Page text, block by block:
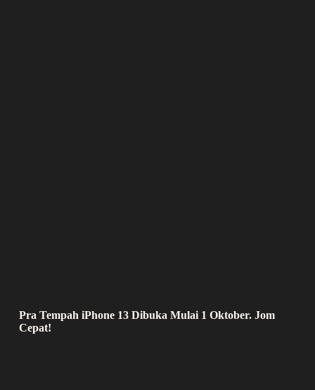
Pra Tempah iPhone 13 Dibuka Mulai 1 Oktober. Jom
Cepat!